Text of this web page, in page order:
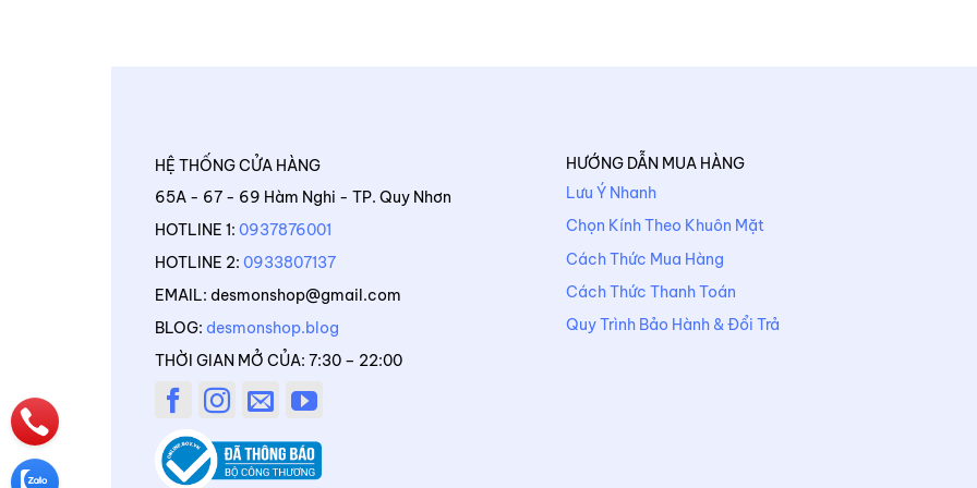
HỆ THỐNG CỬA HÀNG
65A - 67 - 69 Hàm Nghi - TP. Quy Nhơn
HOTLINE 1: 0937876001
HOTLINE 2: 0933807137
EMAIL: desmonshop@gmail.com
BLOG: desmonshop.blog
THỜI GIAN MỞ CỦA: 7:30 – 22:00
HƯỚNG DẪN MUA HÀNG
Lưu Ý Nhanh
Chọn Kính Theo Khuôn Mặt
Cách Thức Mua Hàng
Cách Thức Thanh Toán
Quy Trình Bảo Hành & Đổi Trả